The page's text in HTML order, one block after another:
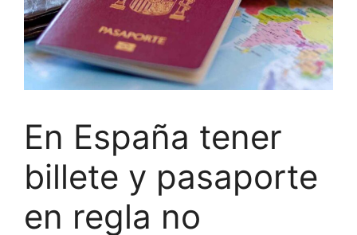
En España tener
billete y pasaporte
en regla no